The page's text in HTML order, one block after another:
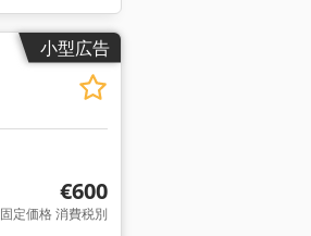
小型広告
€600
固定価格 消費税別